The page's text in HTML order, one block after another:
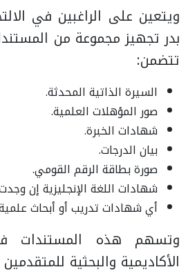
ويتعين على الراغبين في
بدر تجهيز مجموعة من
تتضمن:
السيرة الذاتية المحدثة.
صور المؤهلات العلمية.
شهادات الخبرة.
بيان الدرجات.
صورة بطاقة الرقم القومي.
شهادات اللغة الإنجليزية إن
أي شهادات تدريب أو أبحاث
وتسهم هذه المستندات
الأكاديمية والبحثية